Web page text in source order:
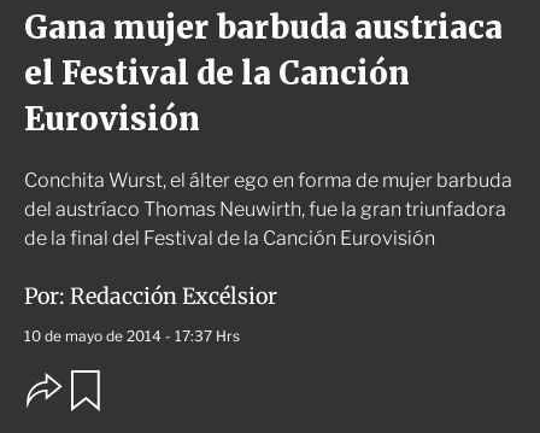
Gana mujer barbuda austriaca
el Festival de la Canción
Eurovisión
Conchita Wurst, el álter ego en forma de mujer barbuda
del austríaco Thomas Neuwirth, fue la gran triunfadora
de la final del Festival de la Canción Eurovisión
Por: Redacción Excélsior
10 de mayo de 2014 - 17:37 Hrs
O
p